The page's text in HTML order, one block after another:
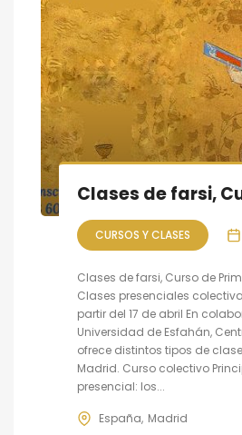
CURSOS Y CLASES
Clases de farsi, Curso de
Clases presenciales
partir del 17 de abril En
Universidad de Esfahán,
ofrece distintos tipos de
Madrid. Curso colectivo
presencial: los...
España Madrid